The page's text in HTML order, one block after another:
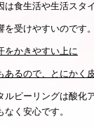
食生活や生活スタ
受けやすいのです。
をかきやすい上に
るので、とにかく
ルピーリングは酸化
く安心です。